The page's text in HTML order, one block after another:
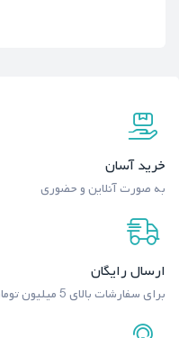
خرید آسان
به صورت آنلاین و حضوری
ارسال رایگان
برای سفارشات بالای 5 میلیون تومان